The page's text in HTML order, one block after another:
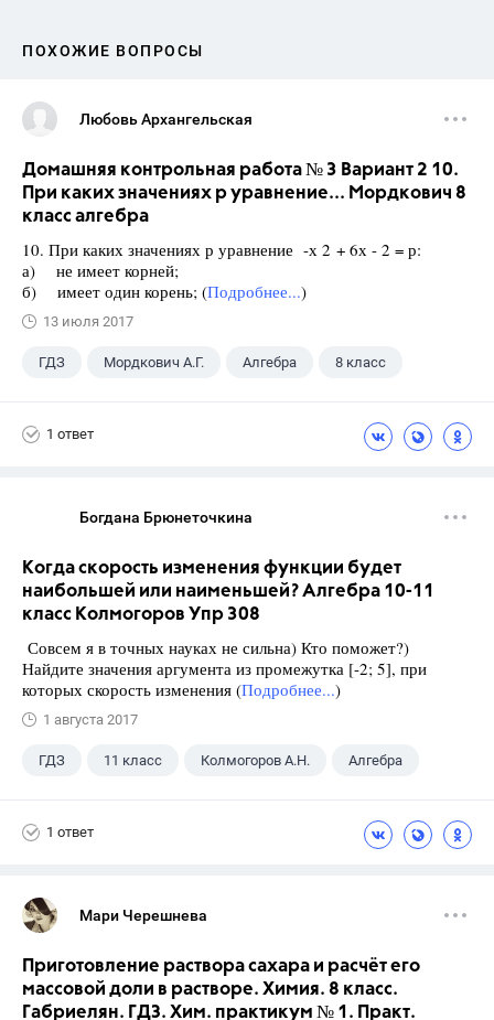
ПОХОЖИЕ ВОПРОСЫ
Любовь Архангельская
Домашняя контрольная работа № 3 Вариант 2 10.
При каких значениях р уравнение... Мордкович 8
класс алгебра
10. При каких значениях р уравнение -х 2 + 6х - 2 = р:
а) не имеет корней;
б) имеет один корень; (Подробнее...)
13 июля 2017
ГДЗ Мордкович А.Г. Алгебра 8 класс
1 ответ
Богдана Брюнеточкина
Когда скорость изменения функции будет
наибольшей или наименьшей? Алгебра 10-11
класс Колмогоров Упр 308
Совсем я в точных науках не сильна) Кто поможет?)
Найдите значения аргумента из промежутка [-2; 5], при
которых скорость изменения (Подробнее...)
1 августа 2017
ГДЗ 11 класс Колмогоров А.Н. Алгебра
1 ответ
Мари Черешнева
Приготовление раствора сахара и расчёт его
массовой доли в растворе. Химия. 8 класс.
Габриелян. ГДЗ. Хим. практикум № 1. Практ.